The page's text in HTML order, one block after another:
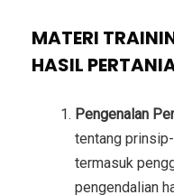
MATERI
HASIL
Pengenalan
tentang
termasuk
pengendalian